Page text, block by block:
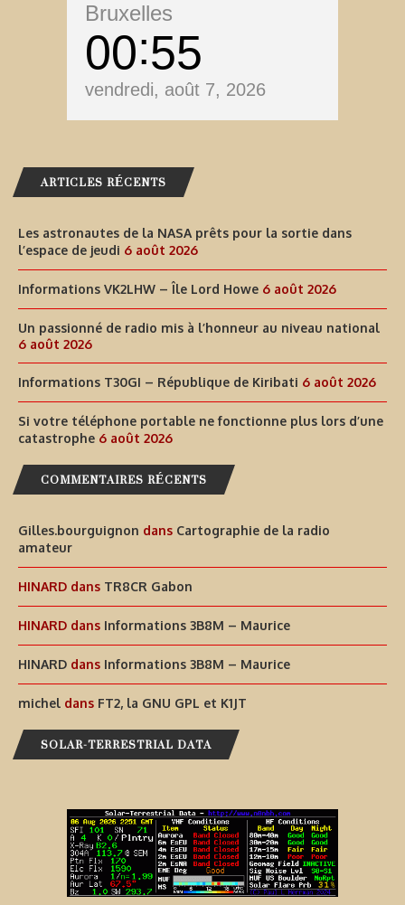
Bruxelles
00 55
vendredi, août 7, 2026
ARTICLES RÉCENTS
Les astronautes de la NASA prêts pour la sortie dans
l’espace de jeudi 6 août 2026
Informations VK2LHW – Île Lord Howe 6 août 2026
Un passionné de radio mis à l’honneur au niveau national
6 août 2026
Informations T30GI – République de Kiribati 6 août 2026
Si votre téléphone portable ne fonctionne plus lors d’une
catastrophe 6 août 2026
COMMENTAIRES RÉCENTS
Gilles.bourguignon dans Cartographie de la radio
amateur
HINARD dans TR8CR Gabon
HINARD dans Informations 3B8M – Maurice
HINARD dans Informations 3B8M – Maurice
michel dans FT2, la GNU GPL et K1JT
SOLAR-TERRESTRIAL DATA